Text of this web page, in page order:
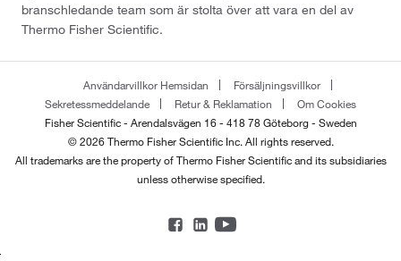
branschledande team som är stolta över att vara en del av
Thermo Fisher Scientific.
Användarvillkor Hemsidan
Försäljningsvillkor
Sekretessmeddelande
Retur & Reklamation
Om Cookies
Fisher Scientific - Arendalsvägen 16 - 418 78 Göteborg - Sweden
© 2026 Thermo Fisher Scientific Inc. All rights reserved.
All trademarks are the property of Thermo Fisher Scientific and its subsidiaries
unless otherwise specified.